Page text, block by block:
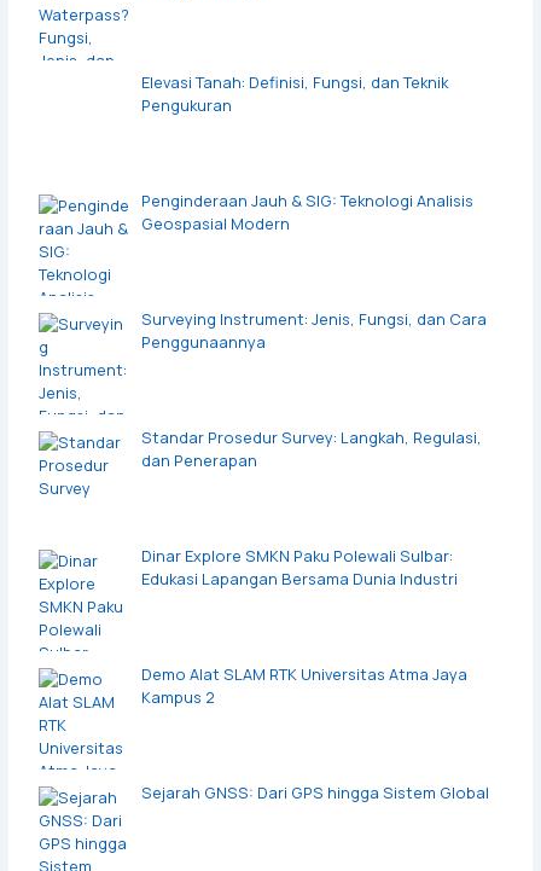
Elevasi Tanah: Definisi, Fungsi, dan Teknik
Pengukuran
Penginderaan Jauh & SIG: Teknologi Analisis
Geospasial Modern
Surveying Instrument: Jenis, Fungsi, dan Cara
Penggunaannya
Standar Prosedur Survey: Langkah, Regulasi,
dan Penerapan
Dinar Explore SMKN Paku Polewali Sulbar:
Edukasi Lapangan Bersama Dunia Industri
Demo Alat SLAM RTK Universitas Atma Jaya
Kampus 2
Sejarah GNSS: Dari GPS hingga Sistem Global